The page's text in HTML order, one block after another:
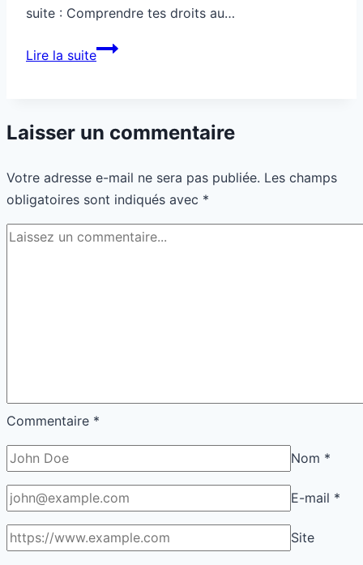
suite : Comprendre tes droits au…
Lire la suiteCitoyenneté
risques
?
Laisser un commentaire
Votre adresse e-mail ne sera pas publiée. Les champs
obligatoires sont indiqués avec *
Commentaire *
Nom *
E-mail *
Site